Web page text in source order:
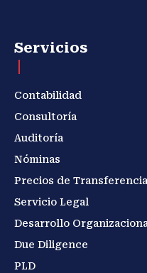
Servicios
Contabilidad
Consultoría
Auditoría
Nóminas
Precios de Transferencia
Servicio Legal
Desarrollo
Due Diligence
PLD